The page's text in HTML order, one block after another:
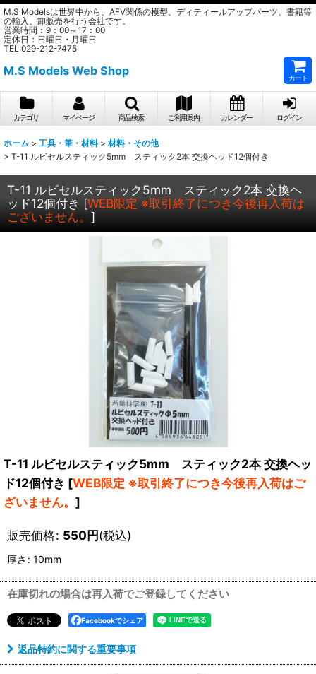
M.S Modelsは世界中から、AFV関係の模型、ディティールアップパーツ、書籍等
の輸入、卸販売を行う会社です。
営業時間：9：00～17：00
定休日：日曜日・月曜日
TEL:029-212-7475
M.S Models Web Shop
カート
カテゴリ マイページ 商品検索 ご利用案内 カレンダー ログイン
ホーム > 工具・筆・材料 > 材料・その他
> T-11 ルビセルスティック5mm スティック2本 交換ヘッド12個付き
T-11 ルビセルスティック5mm スティック2本 交換ヘ
ッド12個付き [WEB限定 ※取引終了につき今後再入荷は
ございません。 ]
T-11 ルビセルスティック5mm スティック2本 交換ヘッ
ド12個付き [WEB限定 ※取引終了につき今後再入荷はご
ざいません。 ]
販売価格: 550円(税込)
厚さ : 10mm
在庫切れの場合は再入荷でご登録してください
Facebookでシェア
返品特約に関する重要事項